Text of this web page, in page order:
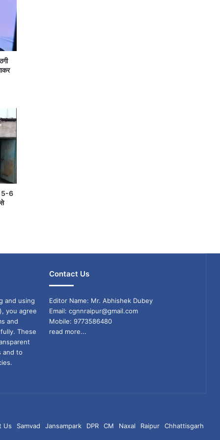
5-6
and using
you agree
and
These
and to
Contact Us
Editor Name: Mr. Abhishek Dubey
Email: cgnnraipur@gmail.com
Mobile: 9773586480
read more...
Us Samvad Jansampark DPR CM Naxal Raipur Chhattisgarh